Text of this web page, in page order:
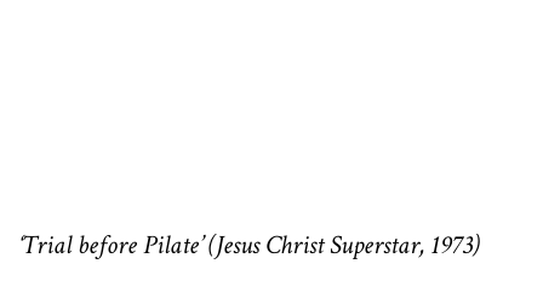
‘Trial before Pilate’ (Jesus Christ Superstar, 1973)